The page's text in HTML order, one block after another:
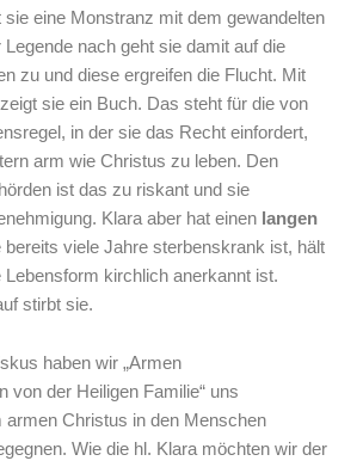
sie eine Monstranz mit dem gewandelten
Legende nach geht sie damit auf die
zu und diese ergreifen die Flucht. Mit
sie ein Buch. Das steht für die von
in der sie das Recht einfordert,
arm wie Christus zu leben. Den
ist das zu riskant und sie
Klara aber hat einen langen
bereits viele Jahre sterbenskrank ist, hält
kirchlich anerkannt ist.
stirbt sie.
haben wir „Armen
von der Heiligen Familie“ uns
armen Christus in den Menschen
Wie die hl. Klara möchten wir der